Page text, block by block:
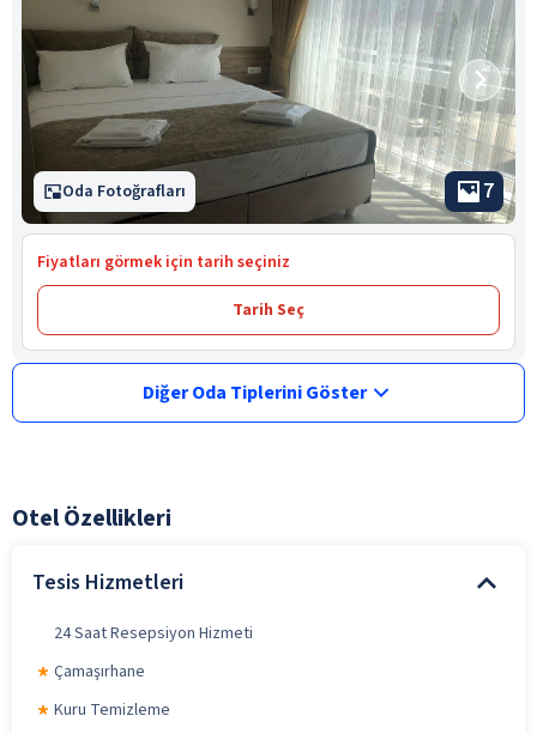
Oda Fotoğrafları 7
Fiyatları görmek için tarih seçiniz
Tarih Seç
Diğer Oda Tiplerini Göster
Otel Özellikleri
Tesis Hizmetleri
24 Saat Resepsiyon Hizmeti
Çamaşırhane
Kuru Temizleme